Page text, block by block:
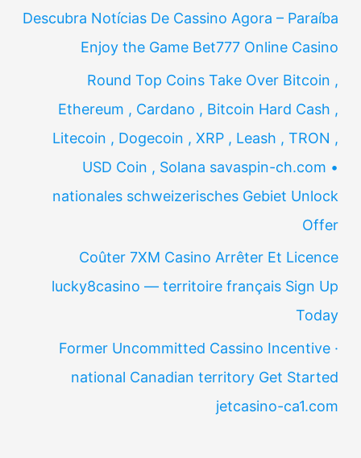
Descubra Notícias De Cassino Agora – Paraíba
Enjoy the Game Bet777 Online Casino
Round Top Coins Take Over Bitcoin ,
Ethereum , Cardano , Bitcoin Hard Cash ,
Litecoin , Dogecoin , XRP , Leash , TRON ,
USD Coin , Solana savaspin-ch.com •
nationales schweizerisches Gebiet Unlock
Offer
Coûter 7XM Casino Arrêter Et Licence
lucky8casino — territoire français Sign Up
Today
Former Uncommitted Cassino Incentive ·
national Canadian territory Get Started
jetcasino-ca1.com